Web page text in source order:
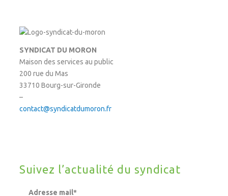
SYNDICAT DU MORON
Maison des services au public
200 rue du Mas
33710 Bourg-sur-Gironde
–
contact@syndicatdumoron.fr
Suivez l’actualité du syndicat
Adresse mail*